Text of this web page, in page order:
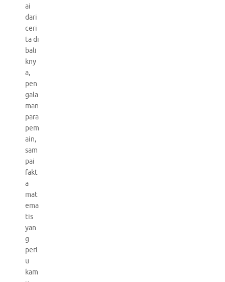
ai
dari
ceri
ta di
bali
kny
a,
pen
gala
man
para
pem
ain,
sam
pai
fakt
a
mat
ema
tis
yan
g
perl
u
kam